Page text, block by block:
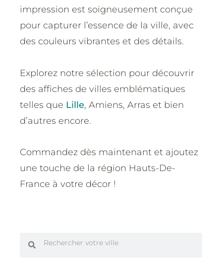
impression est soigneusement conçue
pour capturer l’essence de la ville, avec
des couleurs vibrantes et des détails.
Explorez notre sélection pour découvrir
des affiches de villes emblématiques
telles que Lille, Amiens, Arras et bien
d’autres encore.
Commandez dès maintenant et ajoutez
une touche de la région Hauts-De-
France à votre décor !
Rechercher